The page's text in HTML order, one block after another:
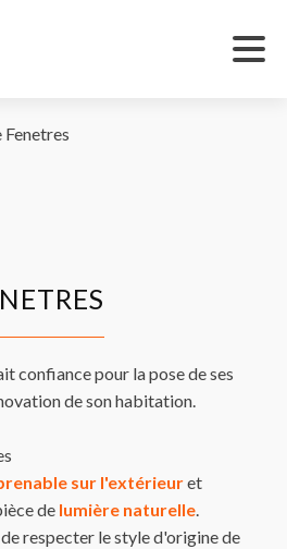
Fenetres
confiance pour la pose de ses
de son habitation.
sur l'extérieuret
de lumière naturelle
respecter le style d'origine de